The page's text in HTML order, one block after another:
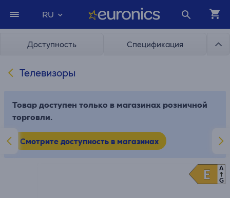
RU
Доступность Спецификация
Телевизоры
Товар доступен только в магазинах розничной
торговли.
Смотрите доступность в магазинах
E
E
A
G